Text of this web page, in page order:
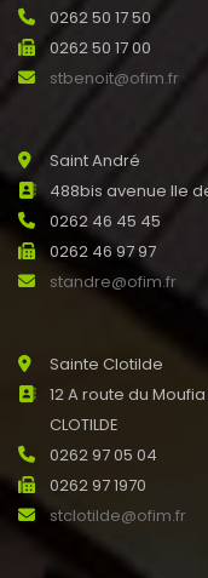
0262 50 17 50
0262 50 17 00
stbenoit@ofim.fr
Saint André
488bis avenue Ile
0262 46 45 45
0262 46 97 97
standre@ofim.fr
Sainte Clotilde
12 A route du
CLOTILDE
0262 97 05 04
0262 97 1970
stclotilde@ofim.fr